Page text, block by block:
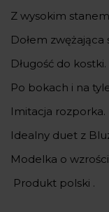
Z wysokim
Dołem
Długość do kostki.
Po bokach i na
Imitacja rozporka.
Idealny duet z
Modelka o
Produkt polski .